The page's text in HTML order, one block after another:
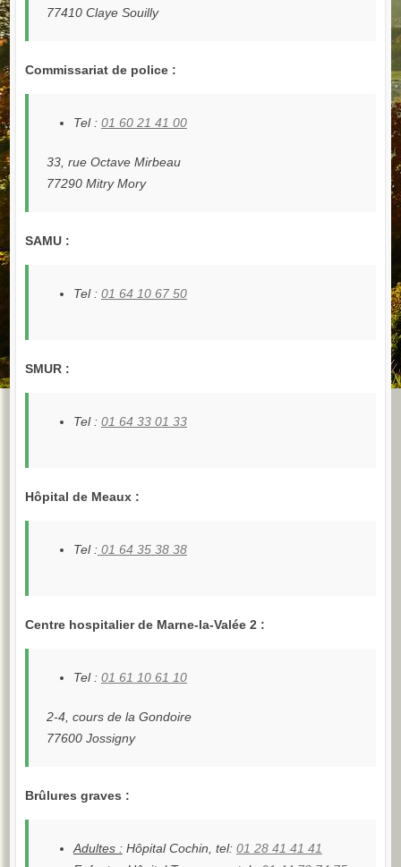
77410 Claye Souilly
Commissariat de police :
Tel : 01 60 21 41 00
33, rue Octave Mirbeau
77290 Mitry Mory
SAMU :
Tel : 01 64 10 67 50
SMUR :
Tel : 01 64 33 01 33
Hôpital de Meaux :
Tel :01 64 35 38 38
Centre hospitalier de Marne-la-Valée 2 :
Tel : 01 61 10 61 10
2-4, cours de la Gondoire
77600 Jossigny
Brûlures graves :
Adultes :Hôpital Cochin, tel: 01 28 41 41 41